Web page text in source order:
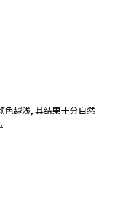
越浅, 其结果十分自然.